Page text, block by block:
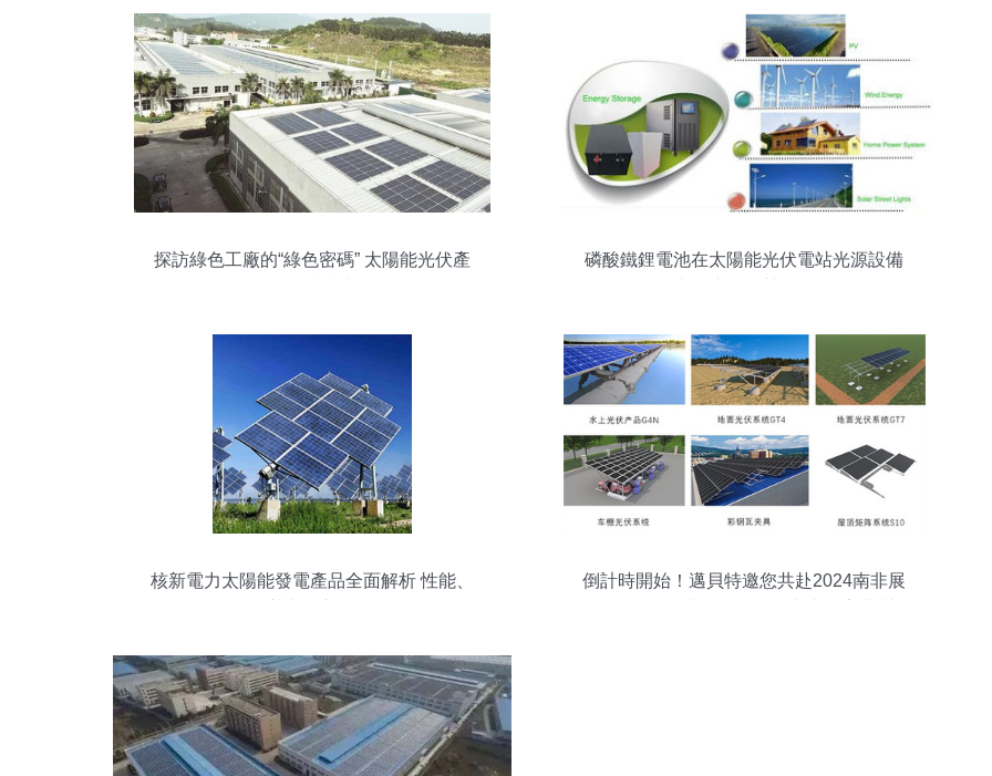
探訪綠色工廠的“綠色密碼” 太陽能光伏產
磷酸鐵鋰電池在太陽能光伏電站光源設備
核新電力太陽能發電產品全面解析 性能、
倒計時開始！邁貝特邀您共赴2024南非展